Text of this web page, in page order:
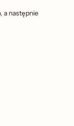
a następnie